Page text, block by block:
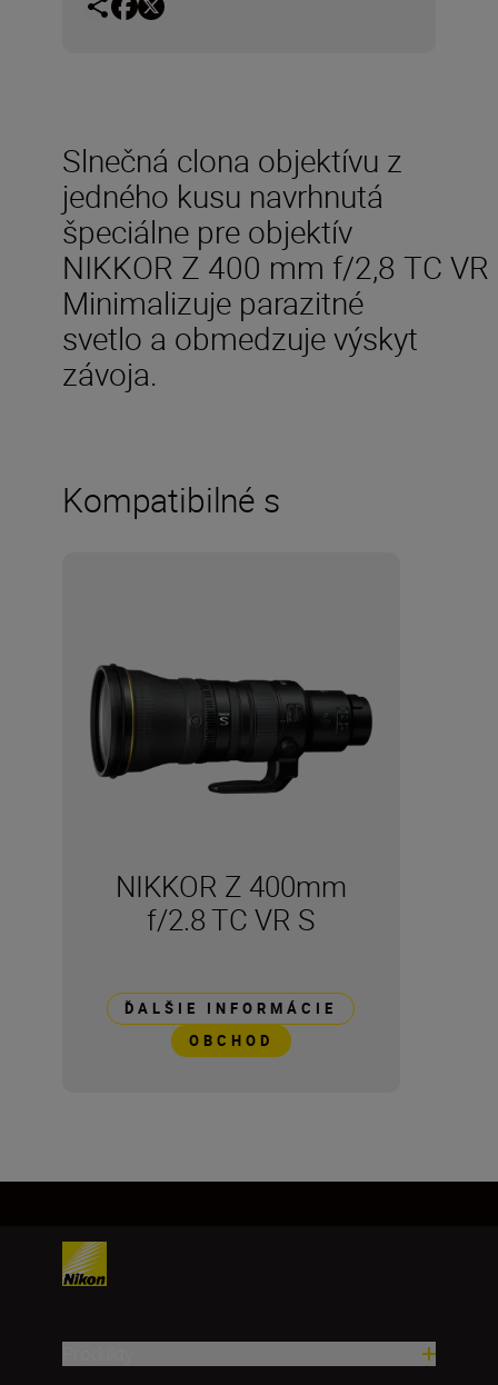
Slnečná clona objektívu z
jedného kusu navrhnutá
špeciálne pre objektív
NIKKOR Z 400 mm f/2,8 TC VR
Minimalizuje parazitné
svetlo a obmedzuje výskyt
závoja.
Kompatibilné s
NIKKOR Z 400mm
f/2.8 TC VR S
ĎALŠIE INFORMÁCIE
OBCHOD